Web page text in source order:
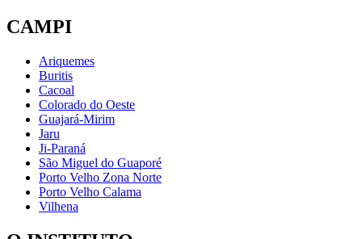
CAMPI
Ariquemes
Buritis
Cacoal
Colorado do Oeste
Guajará-Mirim
Jaru
Ji-Paraná
São Miguel do Guaporé
Porto Velho Zona Norte
Porto Velho Calama
Vilhena